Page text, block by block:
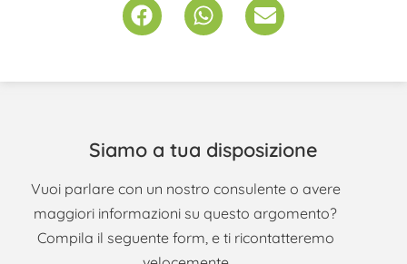
Siamo a tua disposizione
Vuoi parlare con un nostro consulente o avere
maggiori informazioni su questo argomento?
Compila il seguente form, e ti ricontatteremo